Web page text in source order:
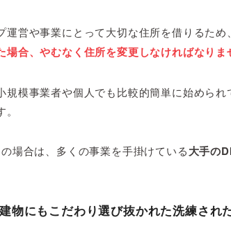
営や事業にとって大切な住所を借りるため、
合、やむなく住所を変更しなければなりま
模事業者や個人でも比較的簡単に始められ
場合は、多くの事業を手掛けている大手の
物にもこだわり選び抜かれた洗練され